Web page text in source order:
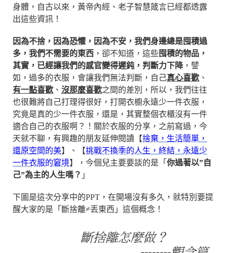
身體，自古以來，黃帝內經、老子智慧箴言已經都透露
出這些資訊！
因為不捨，因為恐懼，因為不安，我們身邊總是囤積過
多，我們不需要的東西 ，卻不知道，這些囤積的物品，
其實，已經讓我們的感官變得遲鈍，判斷力下降，譬
如，過多的衣服，會讓我們無法判斷，自己真心喜歡 、
有一點喜歡 、 沒那麼喜歡之間的差別，所以，我們往往
也很難將自己打理得很好，打開衣櫥永遠少一件衣服，
究竟是真的少一件衣服，還是，其實整個衣櫃沒有一件
適合自己的衣服啊？！關於衣服的分享，之前寫過，今
天就不聊，有興趣的朋友延伸閱讀【捨棄，生活簡單，
還原空間的美】、【挑戰不換季的人生，終結，永遠少
一件衣服的窘境】，今個兒主要要談的是「 你過著以”自
己”為主的人生嗎？ 」
下圖是這次分享中的PPT，在開場沒有多久，就特別要提
醒大家的是「斷捨離≠丟東西」這個概念！